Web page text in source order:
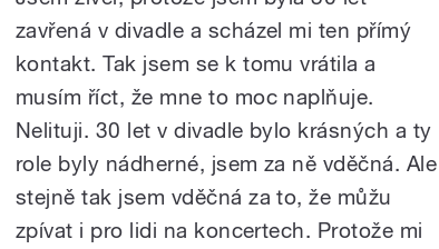
zavřená v divadle a scházel mi ten přímý
kontakt. Tak jsem se k tomu vrátila a
musím říct, že mne to moc naplňuje.
Nelituji. 30 let v divadle bylo krásných a ty
role byly nádherné, jsem za ně vděčná. Ale
stejně tak jsem vděčná za to, že můžu
zpívat i pro lidi na koncertech. Protože mi